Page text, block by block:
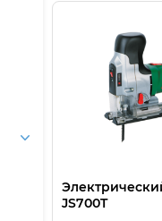
JS700T